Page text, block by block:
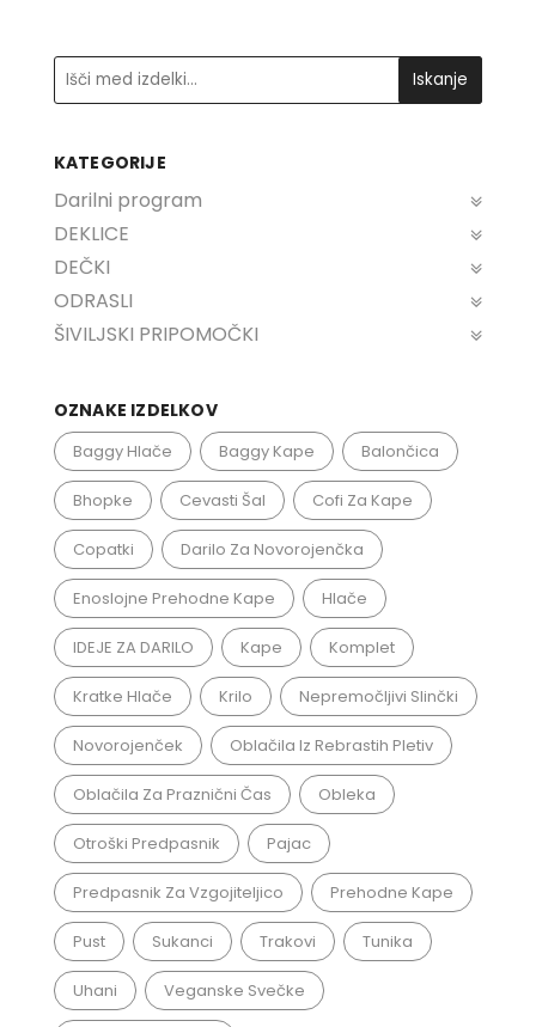
chosen
Iskanje
KATEGORIJE
Darilni program
DEKLICE
DEČKI
ODRASLI
ŠIVILJSKI PRIPOMOČKI
OZNAKE IZDELKOV
Baggy Hlače Baggy Kape Balončica
Bhopke Cevasti Šal Cofi Za Kape
Copatki Darilo Za Novorojenčka
Enoslojne Prehodne Kape Hlače
IDEJE ZA DARILO Kape Komplet
Kratke Hlače Krilo Nepremočljivi Slinčki
Novorojenček Oblačila Iz Rebrastih Pletiv
Oblačila Za Praznični Čas Obleka
Otroški Predpasnik Pajac
Predpasnik Za Vzgojiteljico Prehodne Kape
Pust Sukanci Trakovi Tunika
Uhani Veganske Svečke